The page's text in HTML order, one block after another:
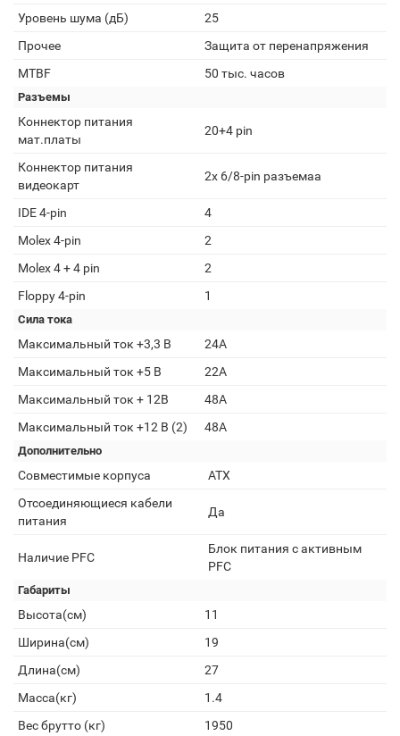
Уровень шума (дБ)
25
Прочее
Защита от перенапряжения
MTBF
50 тыс. часов
Разъемы
Коннектор питания
мат.платы
20+4 pin
Коннектор питания
видеокарт
2x 6/8-pin разъемаа
IDE 4-pin
4
Molex 4-pin
2
Molex 4 + 4 pin
2
Floppy 4-pin
1
Сила тока
Максимальный ток +3,3 В
24А
Максимальный ток +5 В
22А
Максимальный ток + 12В
48А
Максимальный ток +12 В (2)
48А
Дополнительно
Совместимые корпуса
АТХ
Отсоединяющиеся кабели
питания
Да
Наличие PFC
Блок питания с активным
PFC
Габариты
Высота(см)
11
Ширина(см)
19
Длина(см)
27
Масса(кг)
1.4
Вес брутто (кг)
1950